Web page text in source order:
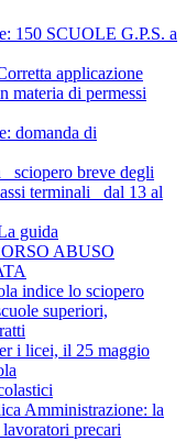
150 SCUOLE G.P.S. a
applicazione
materia di permessi
domanda di
sciopero breve degli
terminali_ dal 13 al
guida
ABUSO
indice lo sciopero
superiori,
i licei, il 25 maggio
Amministrazione: la
precari